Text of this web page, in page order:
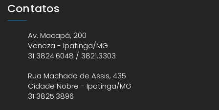
Contatos
Av. Macapá, 200
Veneza - Ipatinga/MG
31 3824.6048 / 3821.3303
Rua Machado de Assis, 435
Cidade Nobre - Ipatinga/MG
31 3825.3896